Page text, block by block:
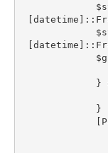
$start
$stop
$granted
}
}
Medium
App